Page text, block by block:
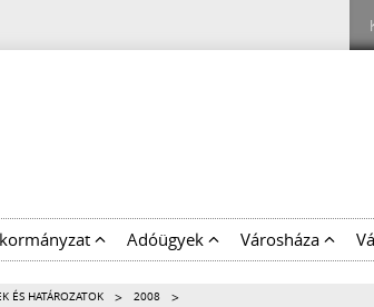
Adóügyek Városháza
ÉS HATÁROZATOK > 2008 >